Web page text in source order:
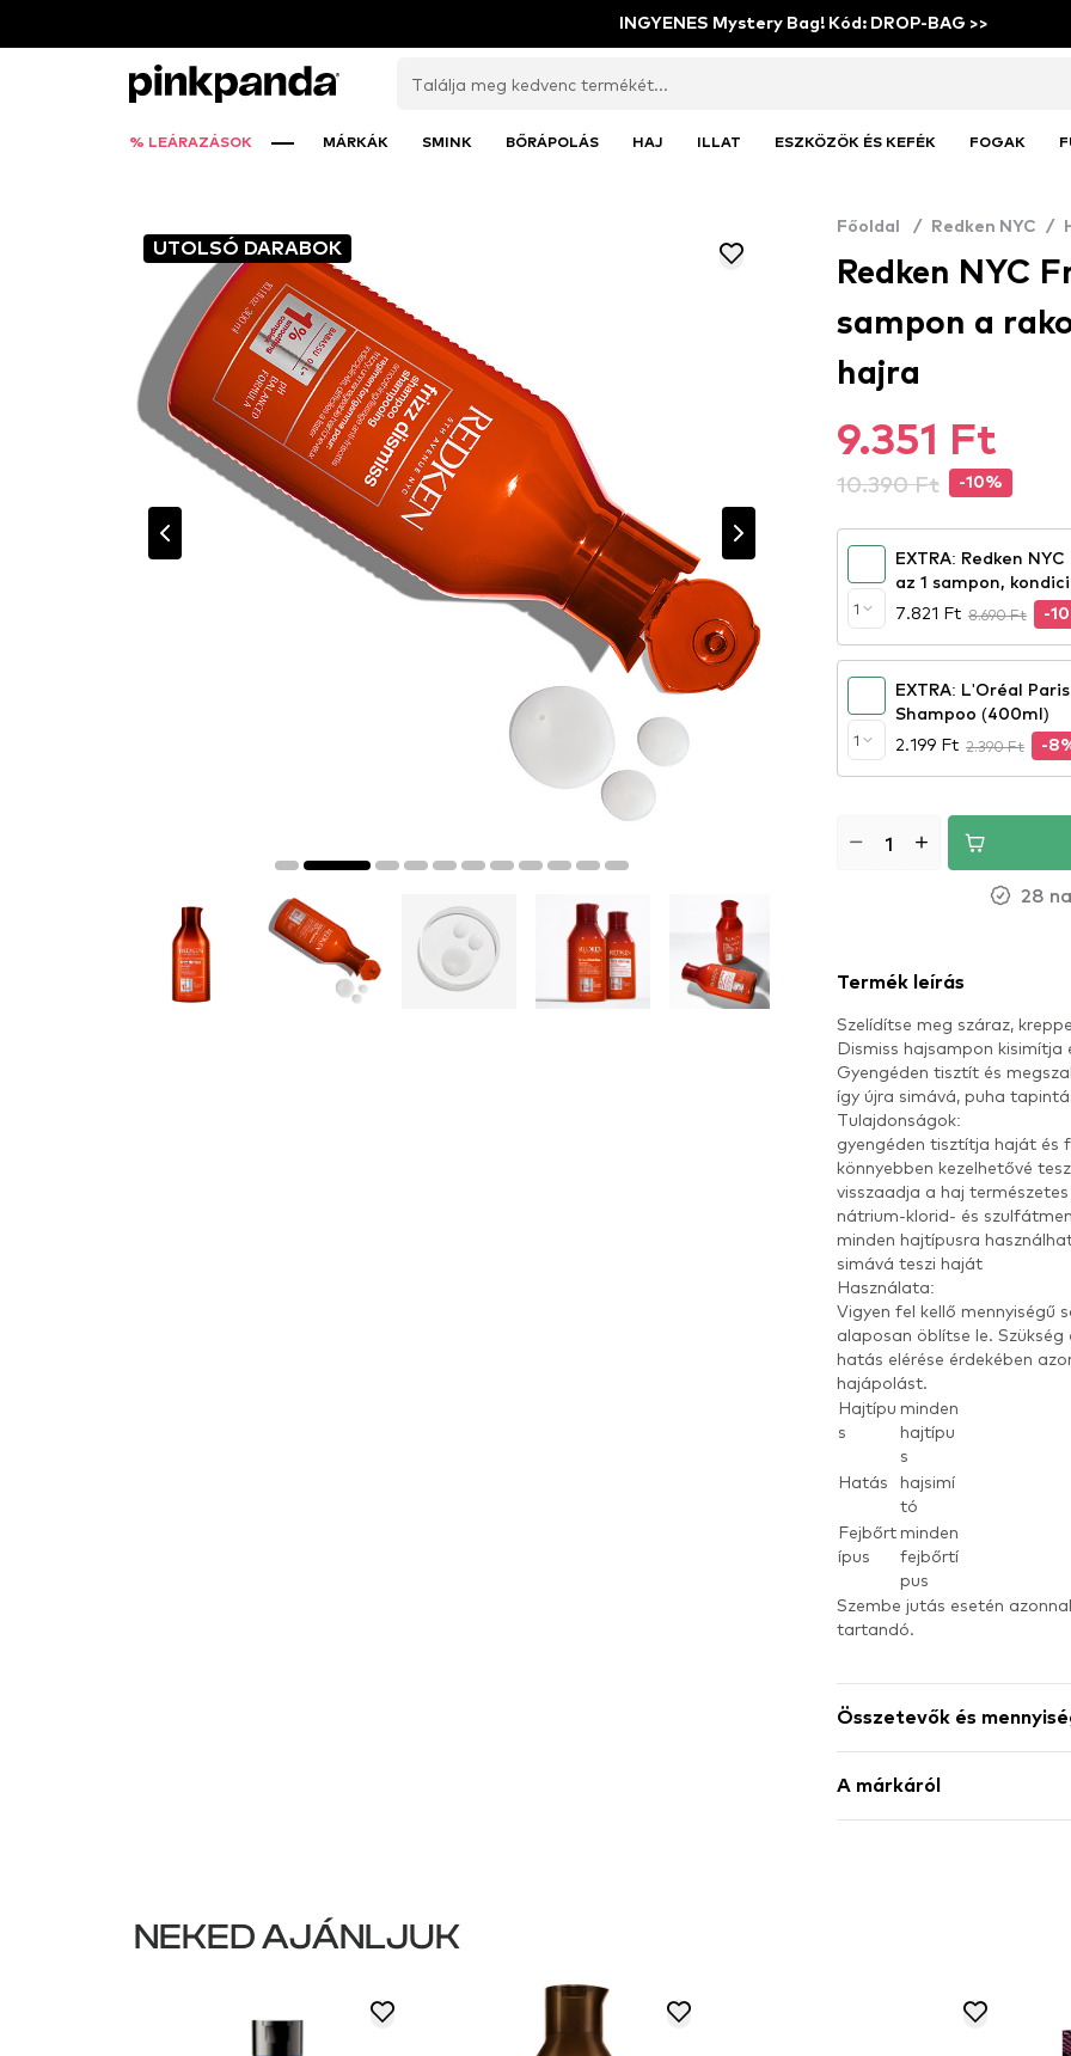
INGYENES Mystery Bag! Kód: DROP-BAG >>
% LEÁRAZÁSOK MÁRKÁK SMINK BŐRÁPOLÁS HAJ ILLAT ESZKÖZÖK ÉS KEFÉK FOGAK
UTOLSÓ DARABOK
Főoldal / Redken NYC /
Redken NYC
sampon a
hajra
9.351 Ft
10.390 Ft -10%
1
EXTRA: Redken
az 1 sampon,
7.821 Ft 8.690 Ft -
1
EXTRA: L'Oréal
Shampoo (400ml)
2.199 Ft 2.390 Ft -
28
Termék leírás
Szelídítse meg száraz,
Dismiss hajsampon
Gyengéden tisztít és
így újra simává, puha
Tulajdonságok:
gyengéden tisztítja haját és
könnyebben kezelhetővé
visszaadja a haj
nátrium-klorid- és
minden hajtípusra
simává teszi haját
Használata:
Vigyen fel kellő mennyiségű
alaposan öblítse le.
hatás elérése érdekében
hajápolást.
Hajtípu
s
minden
hajtípu
s
Hatás
hajsimí
tó
Fejbőrt
ípus
minden
fejbőrtí
pus
Szembe jutás esetén
tartandó.
Összetevők és
A márkáról
NEKED AJÁNLJUK